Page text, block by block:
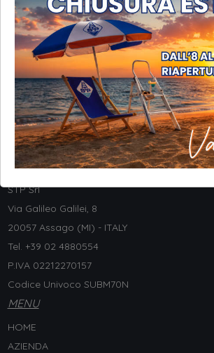
INFORMAZIONI
STP Srl
Via Galileo Galilei, 8
20057 Assago (MI) - ITALY
Tel. +39 02 4880554
P.IVA 02212270157
Codice Univoco SUBM70N
MENU
HOME
AZIENDA